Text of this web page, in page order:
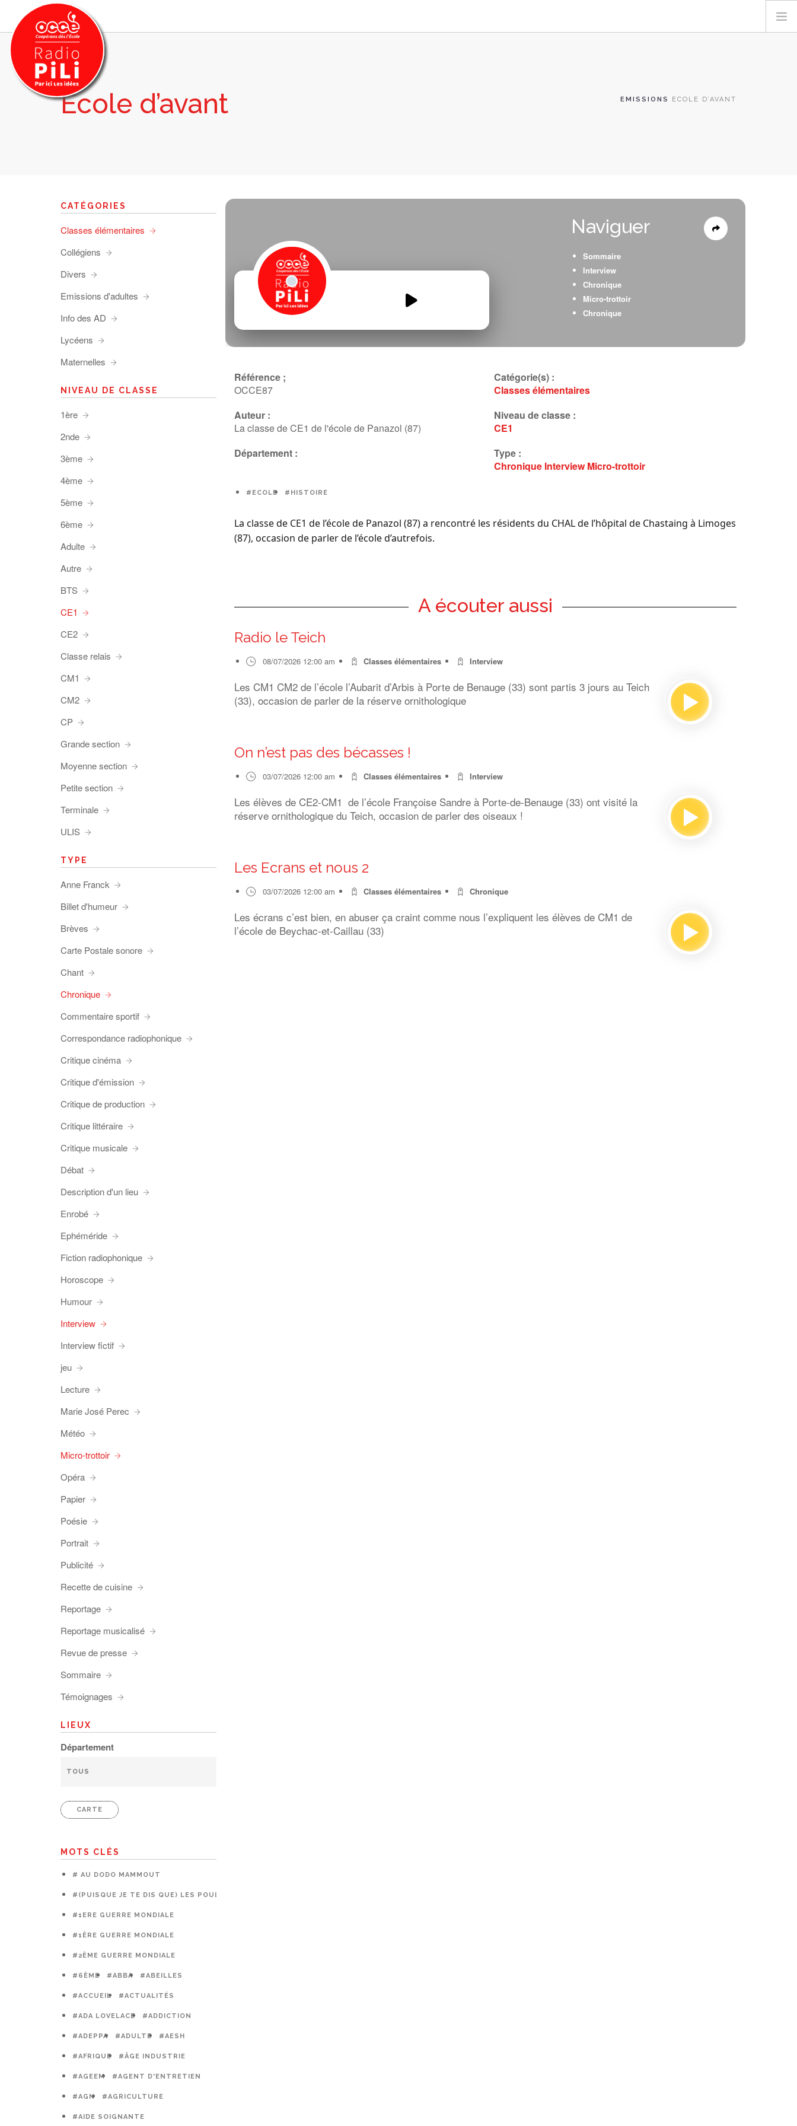
PRÉSENTATION
GRILLE DES PROGRAMMES
RECHERCHER
Ecole d’avant EMISSIONS ECOLE D’AVANT
Ecole-davant.mp3
Naviguer
Sommaire
Interview
Chronique
Micro-trottoir
Chronique
Référence ;
OCCE87
Auteur :
La classe de CE1 de l'école de Panazol (87)
Département :
Catégorie(s) :
Classes élémentaires
Niveau de classe :
CE1
Type :
Chronique Interview Micro-trottoir
#ECOLE #HISTOIRE
La classe de CE1 de l’école de Panazol (87) a rencontré les résidents du CHAL de l’hôpital de Chastaing à Limoges
(87), occasion de parler de l’école d’autrefois.
A écouter aussi
Radio le Teich
08/07/2026 12:00 am Classes élémentaires Interview
Les CM1 CM2 de l’école l’Aubarit d’Arbis à Porte de Benauge (33) sont partis 3 jours au Teich
(33), occasion de parler de la réserve ornithologique
On n’est pas des bécasses !
03/07/2026 12:00 am Classes élémentaires Interview
Les élèves de CE2-CM1 de l’école Françoise Sandre à Porte-de-Benauge (33) ont visité la
réserve ornithologique du Teich, occasion de parler des oiseaux !
Les Ecrans et nous 2
03/07/2026 12:00 am Classes élémentaires Chronique
Les écrans c’est bien, en abuser ça craint comme nous l’expliquent les élèves de CM1 de
l’école de Beychac-et-Caillau (33)
CATÉGORIES
Classes élémentaires
Collégiens
Divers
Emissions d'adultes
Info des AD
Lycéens
Maternelles
NIVEAU DE CLASSE
1ère
2nde
3ème
4ème
5ème
6ème
Adulte
Autre
BTS
CE1
CE2
Classe relais
CM1
CM2
CP
Grande section
Moyenne section
Petite section
Terminale
ULIS
TYPE
Anne Franck
Billet d'humeur
Brèves
Carte Postale sonore
Chant
Chronique
Commentaire sportif
Correspondance radiophonique
Critique cinéma
Critique d'émission
Critique de production
Critique littéraire
Critique musicale
Débat
Description d'un lieu
Enrobé
Ephéméride
Fiction radiophonique
Horoscope
Humour
Interview
Interview fictif
jeu
Lecture
Marie José Perec
Météo
Micro-trottoir
Opéra
Papier
Poésie
Portrait
Publicité
Recette de cuisine
Reportage
Reportage musicalisé
Revue de presse
Sommaire
Témoignages
LIEUX
Département
CARTE
MOTS CLÉS
# AU DODO MAMMOUT
#(PUISQUE JE TE DIS QUE) LES POULES PRÉFÈRENT LES CAGES
#1ERE GUERRE MONDIALE
#1ÈRE GUERRE MONDIALE
#2ÈME GUERRE MONDIALE
#6ÈME #ABBA #ABEILLES
#ACCUEIL #ACTUALITÉS
#ADA LOVELACE #ADDICTION
#ADEPPA #ADULTE #AESH
#AFRIQUE #ÂGE INDUSTRIE
#AGEEM #AGENT D'ENTRETIEN
#AGN #AGRICULTURE
#AIDE SOIGNANTE